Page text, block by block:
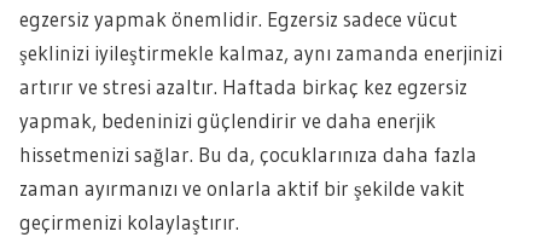
egzersiz yapmak önemlidir. Egzersiz sadece vücut
şeklinizi iyileştirmekle kalmaz, aynı zamanda enerjinizi
artırır ve stresi azaltır. Haftada birkaç kez egzersiz
yapmak, bedeninizi güçlendirir ve daha enerjik
hissetmenizi sağlar. Bu da, çocuklarınıza daha fazla
zaman ayırmanızı ve onlarla aktif bir şekilde vakit
geçirmenizi kolaylaştırır.